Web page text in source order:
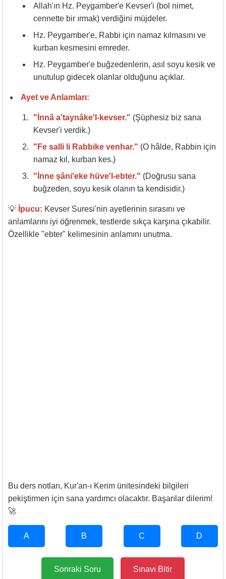
Allah'ın Hz. Peygamber'e Kevser'i (bol nimet,
cennette bir ırmak) verdiğini müjdeler.
Hz. Peygamber'e, Rabbi için namaz kılmasını ve
kurban kesmesini emreder.
Hz. Peygamber'e buğzedenlerin, asıl soyu kesik ve
unutulup gidecek olanlar olduğunu açıklar.
Ayet ve Anlamları:
"İnnâ a'taynâke'l-kevser." (Şüphesiz biz sana
Kevser'i verdik.)
"Fe salli li Rabbike venhar." (O hâlde, Rabbin için
namaz kıl, kurban kes.)
"İnne şâni'eke hüve'l-ebter." (Doğrusu sana
buğzeden, soyu kesik olanın ta kendisidir.)
💡 İpucu: Kevser Suresi'nin ayetlerinin sırasını ve
anlamlarını iyi öğrenmek, testlerde sıkça karşına çıkabilir.
Özellikle "ebter" kelimesinin anlamını unutma.
Bu ders notları, Kur'an-ı Kerim ünitesindeki bilgileri
pekiştirmen için sana yardımcı olacaktır. Başarılar dilerim!
🚀
A B C D
Sonraki Soru Sınavı Bitir